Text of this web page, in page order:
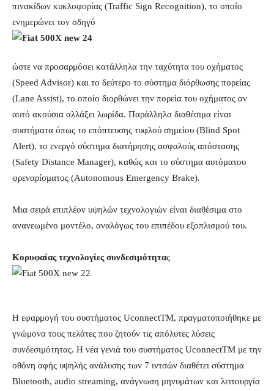
πινακίδων κυκλοφορίας (Traffic Sign Recognition), το οποίο
ενημερώνει τον οδηγό
ώστε να προσαρμόσει κατάλληλα την ταχύτητα του οχήματος
(Speed Advisor) και το δεύτερο το σύστημα διόρθωσης πορείας
(Lane Assist), το οποίο διορθώνει την πορεία του οχήματος αν
αυτό ακούσια αλλάξει λωρίδα. Παράλληλα διαθέσιμα είναι
συστήματα όπως το επόπτευσης τυφλού σημείου (Blind Spot
Alert), το ενεργό σύστημα διατήρησης ασφαλούς απόστασης
(Safety Distance Manager), καθώς και το σύστημα αυτόματου
φρεναρίσματος (Autonomous Emergency Brake).
Μια σειρά επιπλέον υψηλών τεχνολογιών είναι διαθέσιμα στο
ανανεωμένο μοντέλο, αναλόγως του επιπέδου εξοπλισμού του.
Κορυφαίας τεχνολογίες συνδεσιμότητας
Η εφαρμογή του συστήματος UconnectTM, πραγματοποιήθηκε με
γνώμονα τους πελάτες που ζητούν τις απόλυτες λύσεις
συνδεσιμότητας. Η νέα γενιά του συστήματος UconnectTM με την
οθόνη αφής υψηλής ανάλυσης των 7 ιντσών διαθέτει σύστημα
Bluetooth, audio streaming, ανάγνωση μηνυμάτων και λειτουργία